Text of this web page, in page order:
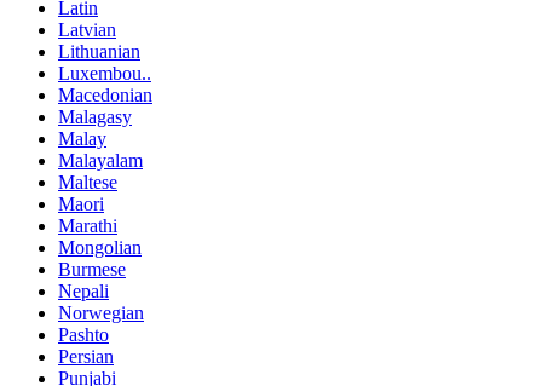
Latin
Latvian
Lithuanian
Luxembou..
Macedonian
Malagasy
Malay
Malayalam
Maltese
Maori
Marathi
Mongolian
Burmese
Nepali
Norwegian
Pashto
Persian
Punjabi